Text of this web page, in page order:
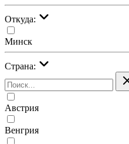
Откуда:
Минск
Страна:
Австрия
Венгрия